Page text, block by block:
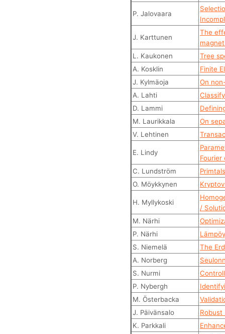
P. Jalovaara
J. Karttunen
The
L. Kaukonen
Tree
A. Kosklin
Finite
J. Kylmäoja
On
A. Lahti
D. Lammi
M. Laurikkala
On
V. Lehtinen
E. Lindy
Fourier
C. Lundström
O. Möykkynen
H. Myllykoski
/
M. Närhi
P. Närhi
S. Niemelä
The
A. Norberg
S. Nurmi
P. Nybergh
M. Österbacka
J. Päivänsalo
Robust
K. Parkkali